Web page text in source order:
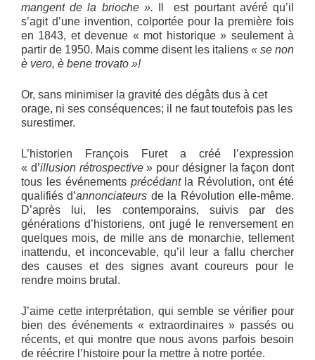
mangent de la brioche ».
Il est pourtant avéré qu’il
s’agit d’une invention, colportée pour la première fois
en 1843, et devenue « mot historique » seulement à
partir de 1950. Mais comme disent les italiens « se non
è vero, è bene trovato »!
Or, sans minimiser la gravité des dégâts dus à cet
orage, ni ses conséquences; il ne faut toutefois pas les
surestimer.
L’historien François Furet a créé l’expression
« d’illusion rétrospective» pour désigner la façon dont
tous les événements précédantla Révolution, ont été
qualifiés d’annonciateurs de la Révolution elle-même.
D’après lui, les contemporains, suivis par des
générations d’historiens, ont jugé le renversement en
quelques mois, de mille ans de monarchie, tellement
inattendu, et inconcevable, qu’il leur a fallu chercher
des causes et des signes avant coureurs pour le
rendre moins brutal.
J’aime cette interprétation, qui semble se vérifier pour
bien des événements « extraordinaires » passés ou
récents, et qui montre que nous avons parfois besoin
de réécrire l’histoire pour la mettre à notre portée.